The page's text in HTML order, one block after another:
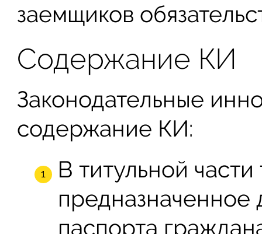
заемщиков
Содержание КИ
Законодательные
содержание КИ:
В титульной
предназначенное
паспорта